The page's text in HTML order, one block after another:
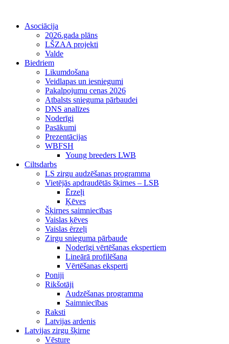
Asociācija
2026.gada plāns
LŠZAA projekti
Valde
Biedriem
Likumdošana
Veidlapas un iesniegumi
Pakalpojumu cenas 2026
Atbalsts snieguma pārbaudei
DNS analīzes
Noderīgi
Pasākumi
Prezentācijas
WBFSH
Young breeders LWB
Ciltsdarbs
LS zirgu audzēšanas programma
Vietējās apdraudētās šķirnes – LSB
Ērzeļi
Ķēves
Šķirnes saimniecības
Vaislas ķēves
Vaislas ērzeļi
Zirgu snieguma pārbaude
Noderīgi vērtēšanas ekspertiem
Lineārā profilēšana
Vērtēšanas eksperti
Poniji
Rikšotāji
Audzēšanas programma
Saimniecības
Raksti
Latvijas ardenis
Latvijas zirgu šķirne
Vēsture